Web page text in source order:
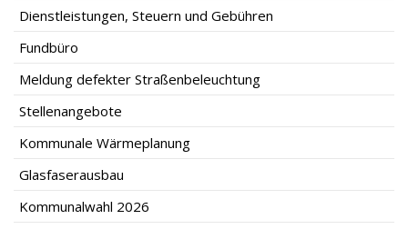
Dienstleistungen, Steuern und Gebühren
Fundbüro
Meldung defekter Straßenbeleuchtung
Stellenangebote
Kommunale Wärmeplanung
Glasfaserausbau
Kommunalwahl 2026